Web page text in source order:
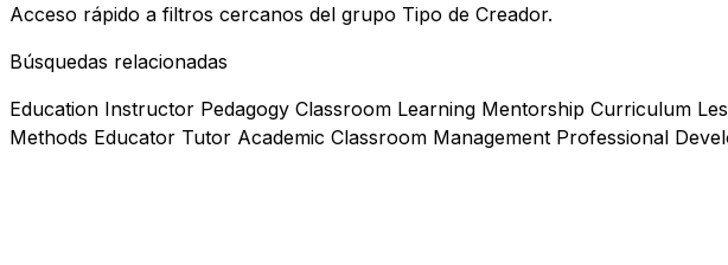
Acceso rápido a filtros cercanos del grupo Tipo de Creador.
Búsquedas relacionadas
Education Instructor Pedagogy Classroom Learning Mentorship Curriculum
Methods Educator Tutor Academic Classroom Management Professional